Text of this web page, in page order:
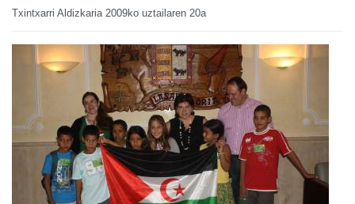
Txintxarri Aldizkaria 2009ko uztailaren 20a